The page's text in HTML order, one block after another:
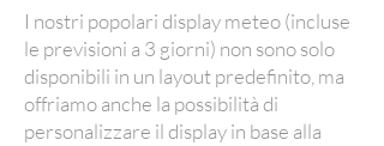
I nostri popolari display meteo(incluse
le previsioni a 3 giorni) non sono solo
disponibili in un layout predefinito, ma
offriamo anche la possibilità di
personalizzare il display in base alla